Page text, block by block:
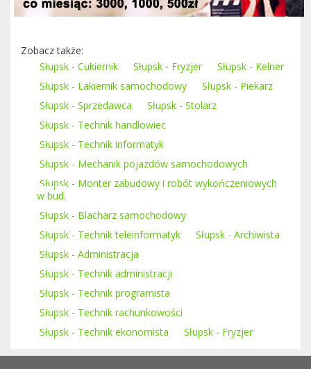
Zobacz także:
Słupsk - Cukiernik
Słupsk - Fryzjer
Słupsk - Kelner
Słupsk - Lakiernik samochodowy
Słupsk - Piekarz
Słupsk - Sprzedawca
Słupsk - Stolarz
Słupsk - Technik handlowiec
Słupsk - Technik informatyk
Słupsk - Mechanik pojazdów samochodowych
Słupsk - Monter zabudowy i robót wykończeniowych
w bud.
Słupsk - Blacharz samochodowy
Słupsk - Technik teleinformatyk
Słupsk - Archiwista
Słupsk - Administracja
Słupsk - Technik administracji
Słupsk - Technik programista
Słupsk - Technik rachunkowości
Słupsk - Technik ekonomista
Słupsk - Fryzjer